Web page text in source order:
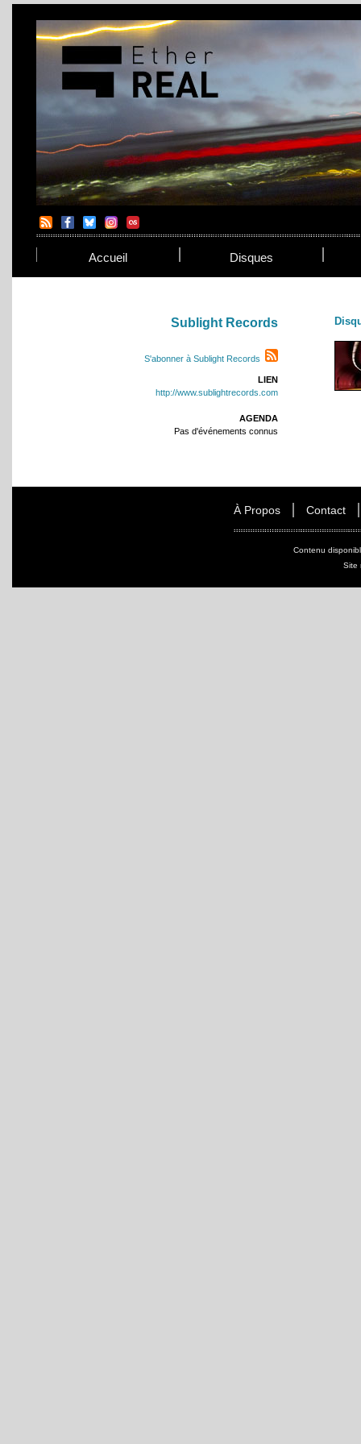
Accueil Disques
Sublight Records
S'abonner à Sublight Records
LIEN
http://www.sublightrecords.com
AGENDA
Pas d'événements connus
À Propos Contact
Contenu
Site